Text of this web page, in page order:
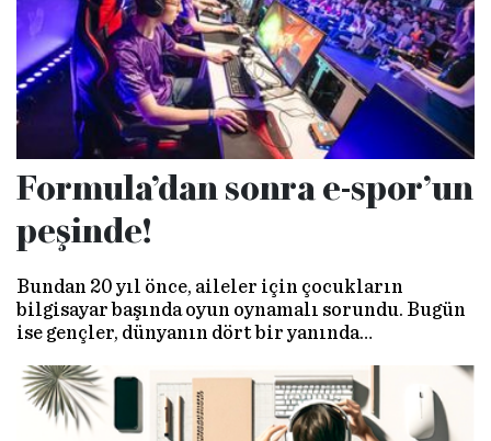
tepkileri büyüttü.
Formula’dan sonra e-spor’un
peşinde!
Bundan 20 yıl önce, aileler için çocukların
bilgisayar başında oyun oynamalı sorundu. Bugün
ise gençler, dünyanın dört bir yanında
ediyor.